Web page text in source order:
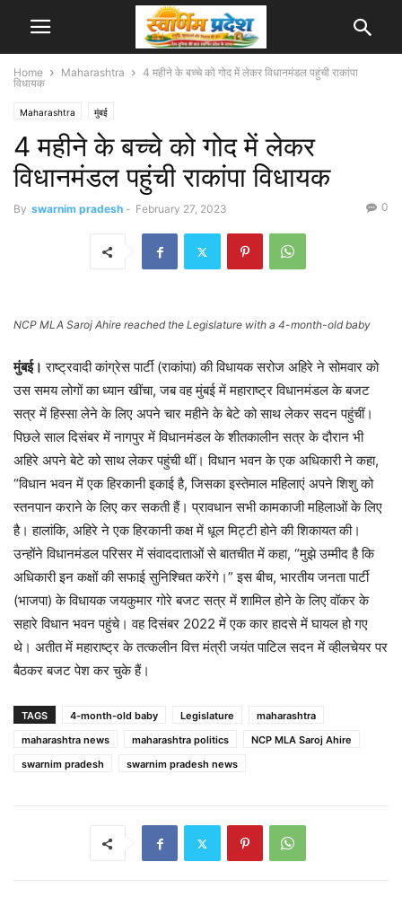
Home Maharashtra
4 महीने के बच्चे को गोद में लेकर विधानमंडल पहुंची राकांपा
विधायक
Maharashtra मुंबई
4 महीने के बच्चे को गोद में लेकर
विधानमंडल पहुंची राकांपा विधायक
By swarnim pradesh - February 27, 2023 0
NCP MLA Saroj Ahire reached the Legislature with a 4-month-old baby
मुंबई। राष्ट्रवादी कांग्रेस पार्टी (राकांपा) की विधायक सरोज अहिरे ने सोमवार को
उस समय लोगों का ध्यान खींचा, जब वह मुंबई में महाराष्ट्र विधानमंडल के बजट
सत्र में हिस्सा लेने के लिए अपने चार महीने के बेटे को साथ लेकर सदन पहुंचीं।
पिछले साल दिसंबर में नागपुर में विधानमंडल के शीतकालीन सत्र के दौरान भी
अहिरे अपने बेटे को साथ लेकर पहुंची थीं। विधान भवन के एक अधिकारी ने कहा,
“विधान भवन में एक हिरकानी इकाई है, जिसका इस्तेमाल महिलाएं अपने शिशु को
स्तनपान कराने के लिए कर सकती हैं। प्रावधान सभी कामकाजी महिलाओं के लिए
है। हालांकि, अहिरे ने एक हिरकानी कक्ष में धूल मिट्टी होने की शिकायत की।
उन्होंने विधानमंडल परिसर में संवाददाताओं से बातचीत में कहा, “मुझे उम्मीद है कि
अधिकारी इन कक्षों की सफाई सुनिश्चित करेंगे।” इस बीच, भारतीय जनता पार्टी
(भाजपा) के विधायक जयकुमार गोरे बजट सत्र में शामिल होने के लिए वॉकर के
सहारे विधान भवन पहुंचे। वह दिसंबर 2022 में एक कार हादसे में घायल हो गए
थे। अतीत में महाराष्ट्र के तत्कलीन वित्त मंत्री जयंत पाटिल सदन में व्हीलचेयर पर
बैठकर बजट पेश कर चुके हैं।
TAGS 4-month-old baby Legislature
maharashtra
maharashtra news
maharashtra politics
NCP MLA Saroj Ahire
swarnim pradesh
swarnim pradesh news